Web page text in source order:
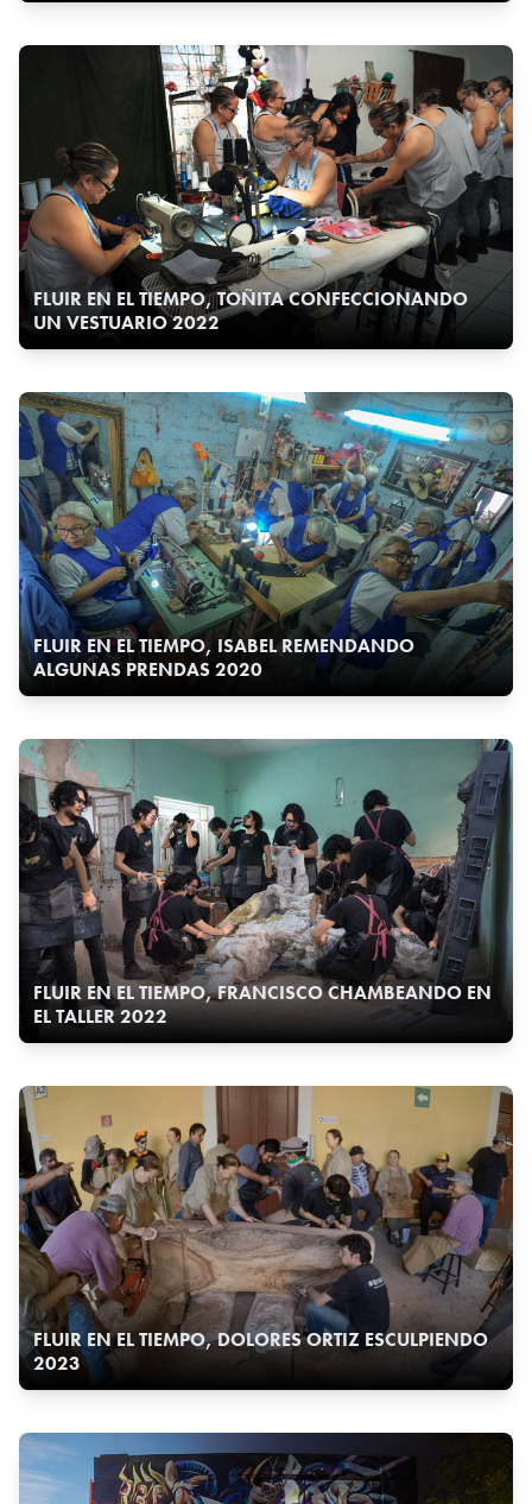
FLUIR EN EL TIEMPO, TOÑITA CONFECCIONANDO
UN VESTUARIO 2022
FLUIR EN EL TIEMPO, ISABEL REMENDANDO
ALGUNAS PRENDAS 2020
FLUIR EN EL TIEMPO, FRANCISCO CHAMBEANDO EN
EL TALLER 2022
FLUIR EN EL TIEMPO, DOLORES ORTIZ ESCULPIENDO
2023